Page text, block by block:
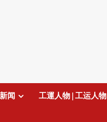
闻 工運人物 | 工运人物